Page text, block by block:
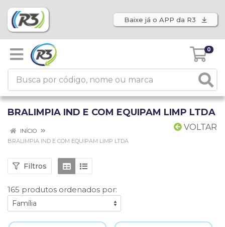
Baixe já o APP da R3
0
BRALIMPIA IND E COM EQUIPAM LIMP LTDA
VOLTAR
INÍCIO
BRALIMPIA IND E COM EQUIPAM LIMP LTDA
Filtros
165 produtos ordenados por: